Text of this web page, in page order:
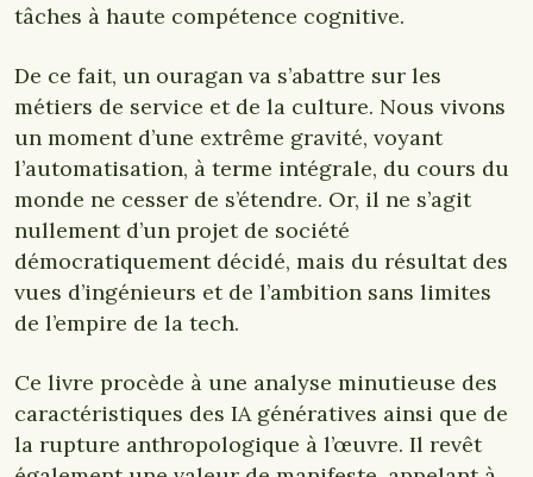
tâches à haute compétence cognitive.
De ce fait, un ouragan va s’abattre sur les
métiers de service et de la culture. Nous vivons
un moment d’une extrême gravité, voyant
l’automatisation, à terme intégrale, du cours du
monde ne cesser de s’étendre. Or, il ne s’agit
nullement d’un projet de société
démocratiquement décidé, mais du résultat des
vues d’ingénieurs et de l’ambition sans limites
de l’empire de la tech.
Ce livre procède à une analyse minutieuse des
caractéristiques des IA génératives ainsi que de
la rupture anthropologique à l’œuvre. Il revêt